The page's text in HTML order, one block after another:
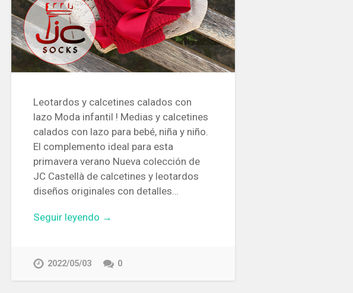
Leotardos y calcetines calados con
lazo Moda infantil ! Medias y calcetines
calados con lazo para bebé, niña y niño.
El complemento ideal para esta
primavera verano Nueva colección de
JC Castellà de calcetines y leotardos
diseños originales con detalles…
Seguir leyendo →
2022/05/03 0